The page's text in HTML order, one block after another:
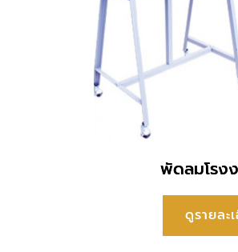
พัดลมโรง
ดูรายละ